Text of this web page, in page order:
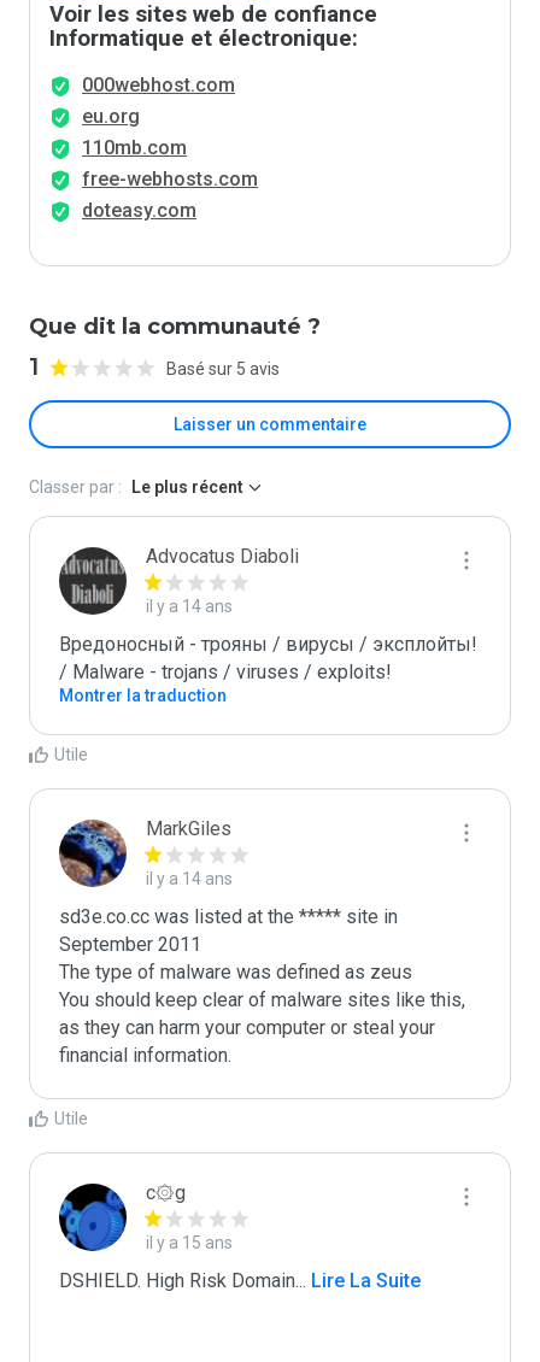
Voir les sites web de confiance
Informatique et électronique:
000webhost.com
eu.org
110mb.com
free-webhosts.com
doteasy.com
Que dit la communauté ?
1 Basé sur 5 avis
Laisser un commentaire
Classer par : Le plus récent
Advocatus Diaboli
il y a 14 ans
Вредоносный - трояны / вирусы / эксплойты!
/ Malware - trojans / viruses / exploits!
Montrer la traduction
Utile
MarkGiles
il y a 14 ans
sd3e.co.cc was listed at the ***** site in
September 2011
The type of malware was defined as zeus
You should keep clear of malware sites like this,
as they can harm your computer or steal your
Utile
c۞g
il y a 15 ans
DSHIELD. High Risk Domain... Lire La Suite